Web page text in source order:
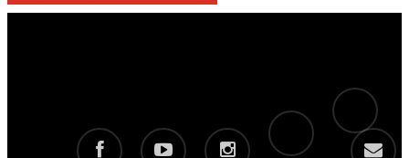
facebook youtube instagram
telegram
tiktok
email